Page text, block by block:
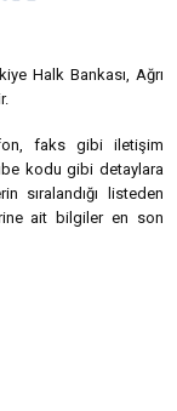
Halk Bankası, Ağrı
faks gibi iletişim
kodu gibi detaylara
sıralandığı listeden
ait bilgiler en son